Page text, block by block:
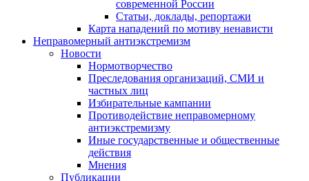
современной России
Статьи, доклады, репортажи
Карта нападений по мотиву ненависти
Неправомерный антиэкстремизм
Новости
Нормотворчество
Преследования организаций, СМИ и
частных лиц
Избирательные кампании
Противодействие неправомерному
антиэкстремизму
Иные государственные и общественные
действия
Мнения
Публикации